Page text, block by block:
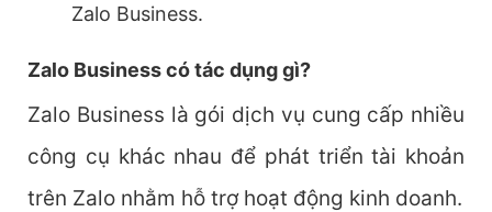
Zalo Business.
Zalo Business có tác dụng gì?
Zalo Business là gói dịch vụ cung cấp nhiều
công cụ khác nhau để phát triển tài khoản
trên Zalo nhằm hỗ trợ hoạt động kinh doanh.